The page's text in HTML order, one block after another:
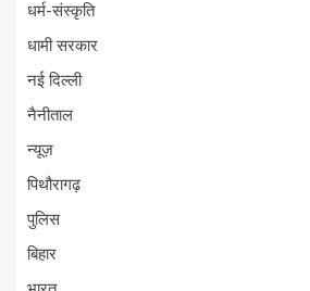
धर्म-संस्कृति
धामी सरकार
नई दिल्ली
नैनीताल
न्यूज़
पिथौरागढ़
पुलिस
बिहार